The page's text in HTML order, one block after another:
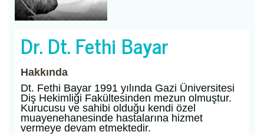
Dr. Dt. Fethi Bayar
Hakkında
Dt. Fethi Bayar 1991 yılında Gazi Üniversitesi
Diş Hekimliği Fakültesinden mezun olmuştur.
Kurucusu ve sahibi olduğu kendi özel
muayenehanesinde hastalarına hizmet
vermeye devam etmektedir.